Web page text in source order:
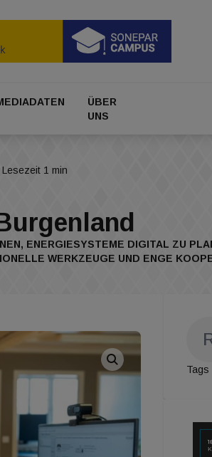
ÜBER
UNS
Lesezeit 1 min
ENERGIESYSTEME DIGITAL ZU
WERKZEUGE UND ENGE
Tags